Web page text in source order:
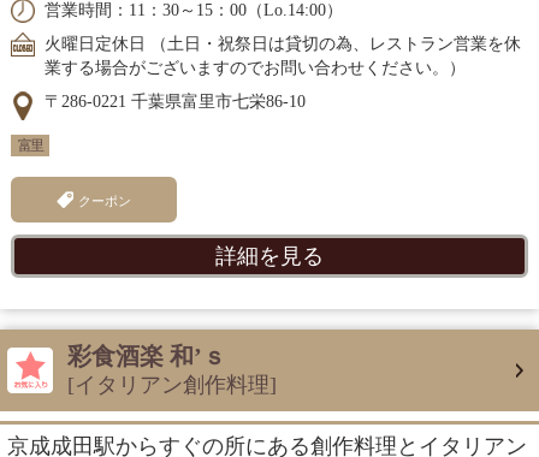
営業時間：11：30～15：00（Lo.14:00）
火曜日定休日 （土日・祝祭日は貸切の為、レストラン営業を休
業する場合がございますのでお問い合わせください。）
〒286-0221 千葉県富里市七栄86-10
富里
クーポン
詳細を見る
彩食酒楽 和’ｓ
[イタリアン創作料理]
京成成田駅からすぐの所にある創作料理とイタリアン